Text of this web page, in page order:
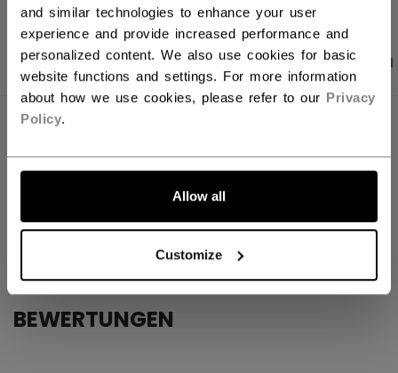
and similar technologies to enhance your user
experience and provide increased performance and
personalized content. We also use cookies for basic
website functions and settings. For more information
about how we use cookies, please refer to our Privacy
Policy.
Allow all
Customize
PRODUKTFOTOS ANGABEN BEWERTUNGEN
ANGABEN
ID
HT720C-SR
Senior
COLLECTION
BEWERTUNGEN